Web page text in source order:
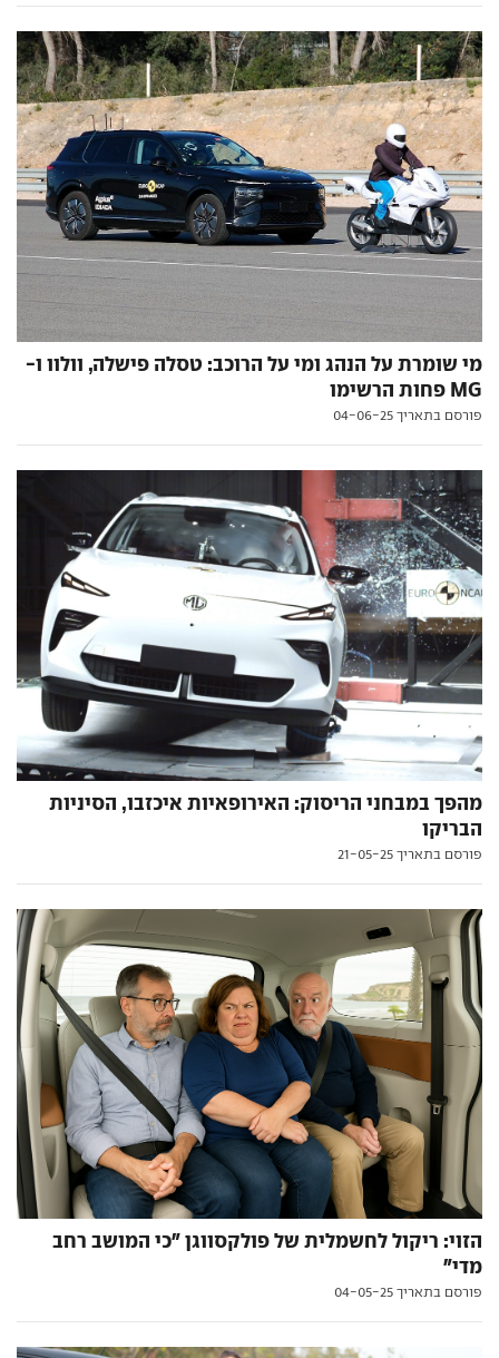
מי שומרת על הנהג ומי על הרוכב: טסלה פישלה, וולוו ו-
MG פחות הרשימו
פורסם בתאריך 04-06-25
מהפך במבחני הריסוק: האירופאיות איכזבו, הסיניות
הבריקו
פורסם בתאריך 21-05-25
הזוי: ריקול לחשמלית של פולקסווגן "כי המושב רחב
מדי"
פורסם בתאריך 04-05-25